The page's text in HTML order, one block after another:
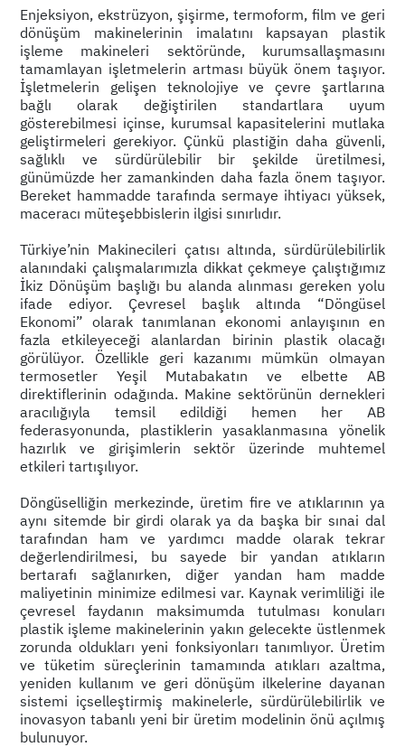
Enjeksiyon, ekstrüzyon, şişirme, termoform, film ve geri
dönüşüm makinelerinin imalatını kapsayan plastik
işleme makineleri sektöründe, kurumsallaşmasını
tamamlayan işletmelerin artması büyük önem taşıyor.
İşletmelerin gelişen teknolojiye ve çevre şartlarına
bağlı olarak değiştirilen standartlara uyum
gösterebilmesi içinse, kurumsal kapasitelerini mutlaka
geliştirmeleri gerekiyor. Çünkü plastiğin daha güvenli,
sağlıklı ve sürdürülebilir bir şekilde üretilmesi,
günümüzde her zamankinden daha fazla önem taşıyor.
Bereket hammadde tarafında sermaye ihtiyacı yüksek,
maceracı müteşebbislerin ilgisi sınırlıdır.
Türkiye’nin Makinecileri çatısı altında, sürdürülebilirlik
alanındaki çalışmalarımızla dikkat çekmeye çalıştığımız
İkiz Dönüşüm başlığı bu alanda alınması gereken yolu
ifade ediyor. Çevresel başlık altında “Döngüsel
Ekonomi” olarak tanımlanan ekonomi anlayışının en
fazla etkileyeceği alanlardan birinin plastik olacağı
görülüyor. Özellikle geri kazanımı mümkün olmayan
termosetler Yeşil Mutabakatın ve elbette AB
direktiflerinin odağında. Makine sektörünün dernekleri
aracılığıyla temsil edildiği hemen her AB
federasyonunda, plastiklerin yasaklanmasına yönelik
hazırlık ve girişimlerin sektör üzerinde muhtemel
etkileri tartışılıyor.
Döngüselliğin merkezinde, üretim fire ve atıklarının ya
aynı sitemde bir girdi olarak ya da başka bir sınai dal
tarafından ham ve yardımcı madde olarak tekrar
değerlendirilmesi, bu sayede bir yandan atıkların
bertarafı sağlanırken, diğer yandan ham madde
maliyetinin minimize edilmesi var. Kaynak verimliliği ile
çevresel faydanın maksimumda tutulması konuları
plastik işleme makinelerinin yakın gelecekte üstlenmek
zorunda oldukları yeni fonksiyonları tanımlıyor. Üretim
ve tüketim süreçlerinin tamamında atıkları azaltma,
yeniden kullanım ve geri dönüşüm ilkelerine dayanan
sistemi içselleştirmiş makinelerle, sürdürülebilirlik ve
inovasyon tabanlı yeni bir üretim modelinin önü açılmış
bulunuyor.